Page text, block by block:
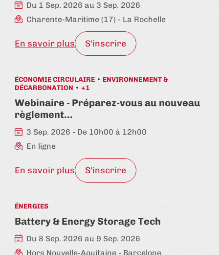
Du 1 Sep. 2026 au 3 Sep. 2026
Charente-Maritime (17) - La Rochelle
En savoir plus S'inscrire
ÉCONOMIE CIRCULAIRE
ENVIRONNEMENT &
DÉCARBONATION
+1
Webinaire - Préparez-vous au nouveau
règlement…
3 Sep. 2026 - De 10h00 à 12h00
En ligne
En savoir plus S'inscrire
ÉNERGIES
Battery & Energy Storage Tech
Du 8 Sep. 2026 au 9 Sep. 2026
Hors Nouvelle-Aquitaine - Barcelone